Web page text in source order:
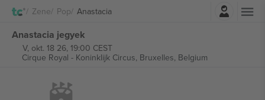
Zene Pop Anastacia
Anastacia jegyek
V, okt. 18 26, 19:00 CEST
Cirque Royal - Koninklijk Circus, Bruxelles, Belgium